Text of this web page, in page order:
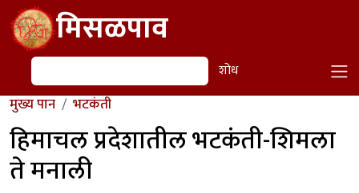
Skip to main contentमिसळपाव
शोध शोध
मुख्य पान भटकंती
हिमाचल प्रदेशातील भटकंती-शिमला
ते मनाली